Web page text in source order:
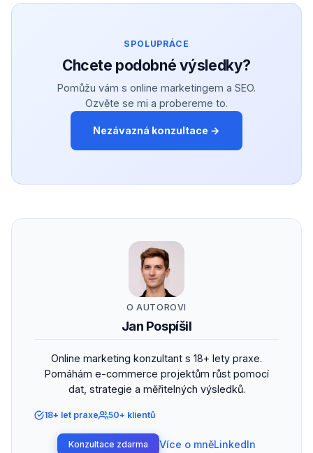
SPOLUPRÁCE
Chcete podobné výsledky?
Pomůžu vám s online marketingem a SEO.
Ozvěte se mi a probereme to.
Nezávazná konzultace →
O AUTOROVI
Jan Pospíšil
Online marketing konzultant s 18+ lety praxe.
Pomáhám e-commerce projektům růst pomocí
dat, strategie a měřitelných výsledků.
18+ let praxe 50+ klientů
Konzultace zdarma Více o mněLinkedIn